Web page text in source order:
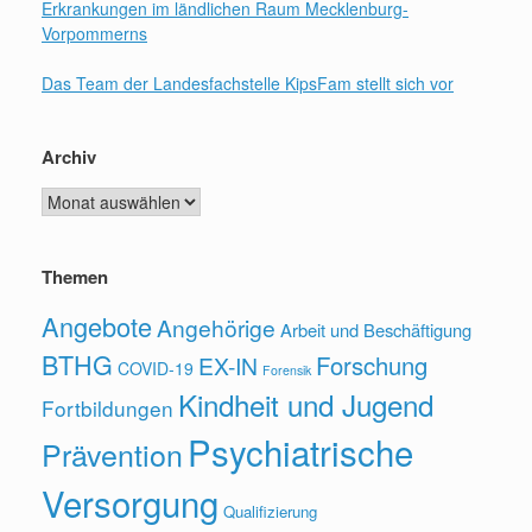
Erkrankungen im ländlichen Raum Mecklenburg-
Vorpommerns
Das Team der Landesfachstelle KipsFam stellt sich vor
Archiv
Archiv
Themen
AngeboteAngehörige Arbeit und Beschäftigung
BTHG COVID-19 EX-IN Forensik Forschung
Fortbildungen Kindheit und Jugend
PräventionPsychiatrische
Versorgung Qualifizierung